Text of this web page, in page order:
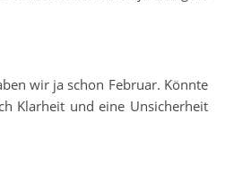
wir ja schon Februar. Könnte
Klarheit und eine Unsicherheit